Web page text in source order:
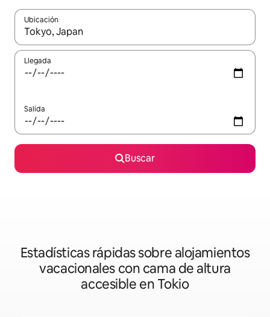
Ubicación
Cuando los resultados estén disponibles, podrás navegar
Llegada
Salida
Buscar
Estadísticas rápidas sobre alojamientos
vacacionales con cama de altura
accesible en Tokio